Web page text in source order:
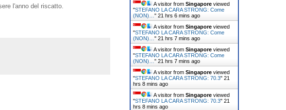
l'anno del riscatto.
A visitor from Singapore viewed
"STEFANO LA CARA STRONG: Come
(NON)… " 21 hrs 6 mins ago
A visitor from Singapore viewed
"STEFANO LA CARA STRONG: Come
(NON)… " 21 hrs 7 mins ago
A visitor from Singapore viewed
"STEFANO LA CARA STRONG: Come
(NON)… " 21 hrs 7 mins ago
A visitor from Singapore viewed
"STEFANO LA CARA STRONG: 70.3" 21
hrs 8 mins ago
A visitor from Singapore viewed
"STEFANO LA CARA STRONG: 70.3" 21
hrs 8 mins ago